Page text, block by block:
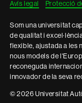
Avís legal Protecció
Som una universitat
de qualitat i
flexible, ajustada a les
nous models de
reconeguda
innovador de la seva
© 2026 Universitat